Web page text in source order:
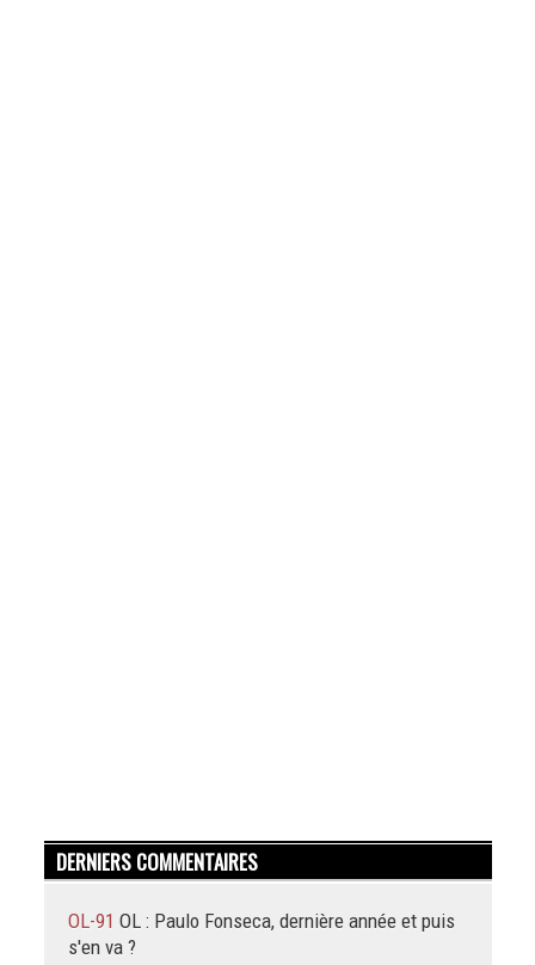
DERNIERS COMMENTAIRES
OL-91 OL : Paulo Fonseca, dernière année et puis
s'en va ?